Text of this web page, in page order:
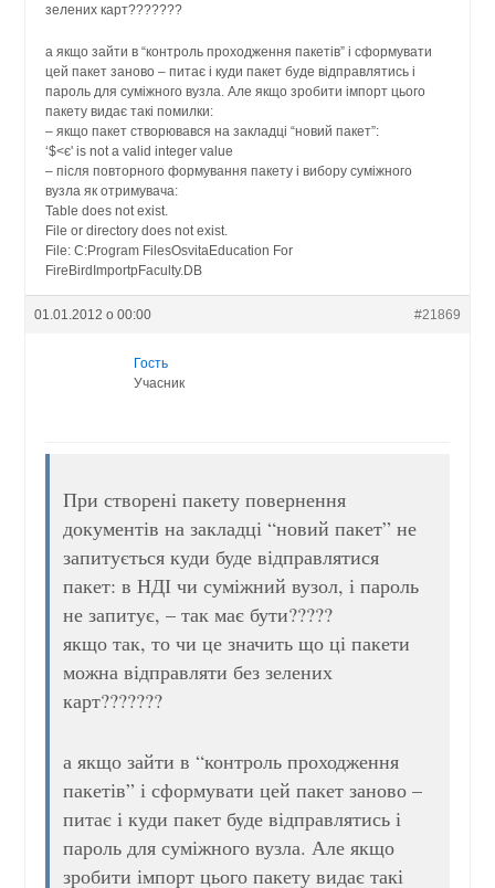
зелених карт???????
а якщо зайти в “контроль проходження пакетів” і сформувати
цей пакет заново – питає і куди пакет буде відправлятись і
пароль для суміжного вузла. Але якщо зробити імпорт цього
пакету видає такі помилки:
– якщо пакет створювався на закладці “новий пакет”:
‘$<є' is not a valid integer value
– після повторного формування пакету і вибору суміжного
вузла як отримувача:
Table does not exist.
File or directory does not exist.
File: C:Program FilesOsvitaEducation For
FireBirdImportpFaculty.DB
01.01.2012 о 00:00 #21869
Гость
Учасник
При створені пакету повернення
документів на закладці “новий пакет” не
запитується куди буде відправлятися
пакет: в НДІ чи суміжний вузол, і пароль
не запитує, – так має бути?????
якщо так, то чи це значить що ці пакети
можна відправляти без зелених
карт???????
а якщо зайти в “контроль проходження
пакетів” і сформувати цей пакет заново –
питає і куди пакет буде відправлятись і
пароль для суміжного вузла. Але якщо
зробити імпорт цього пакету видає такі